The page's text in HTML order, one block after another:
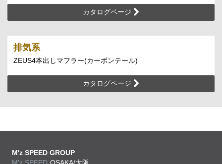
カタログページ
排気系
ZEUS4本出しマフラー(カーボンテール)
カタログページ
M'z SPEED GROUP